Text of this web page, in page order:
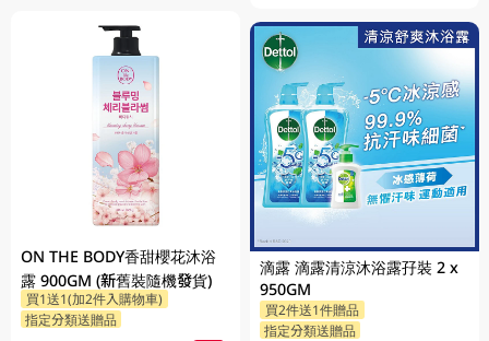
ON THE BODY香甜櫻花沐浴
露 900GM (新舊裝隨機發貨)
買1送1(加2件入購物車)
指定分類送贈品
滴露 滴露清涼沐浴露孖裝 2 x
950GM
買2件送1件贈品
指定分類送贈品